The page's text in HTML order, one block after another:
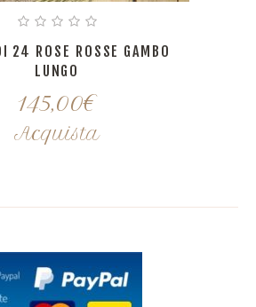
24 ROSE ROSSE GAMBO
LUNGO
145,00€
Acquista